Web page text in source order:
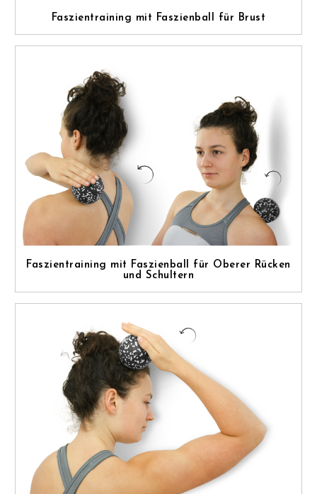
Faszientraining mit Faszienball für Brust
Faszientraining mit Faszienball für Oberer Rücken
und Schultern